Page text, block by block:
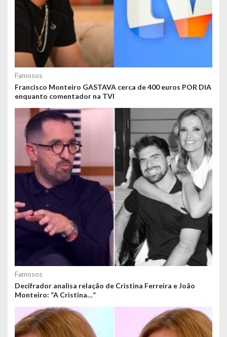
Famosos
Francisco Monteiro GASTAVA cerca de 400 euros POR DIA
enquanto comentador na TVI
Famosos
Decifrador analisa relação de Cristina Ferreira e João
Monteiro: “A Cristina…”